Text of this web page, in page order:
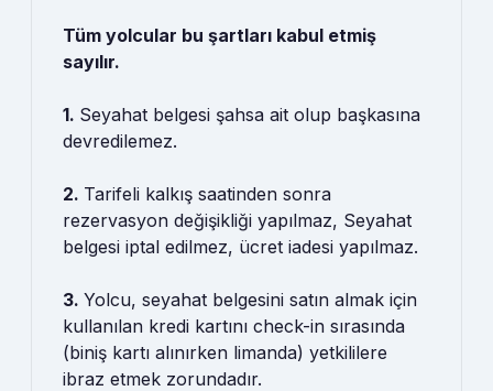
Tüm yolcular bu şartları kabul etmiş
sayılır.
1. Seyahat belgesi şahsa ait olup başkasına
devredilemez.
2. Tarifeli kalkış saatinden sonra
rezervasyon değişikliği yapılmaz, Seyahat
belgesi iptal edilmez, ücret iadesi yapılmaz.
3. Yolcu, seyahat belgesini satın almak için
kullanılan kredi kartını check-in sırasında
(biniş kartı alınırken limanda) yetkililere
ibraz etmek zorundadır.